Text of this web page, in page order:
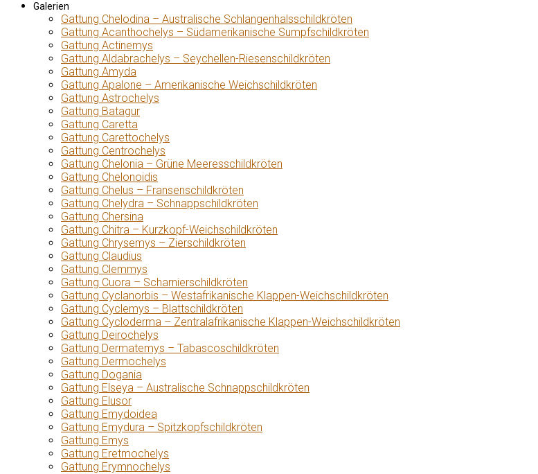
Galerien
Gattung Chelodina – Australische Schlangenhalsschildkröten
Gattung Acanthochelys – Südamerikanische Sumpfschildkröten
Gattung Actinemys
Gattung Aldabrachelys – Seychellen-Riesenschildkröten
Gattung Amyda
Gattung Apalone – Amerikanische Weichschildkröten
Gattung Astrochelys
Gattung Batagur
Gattung Caretta
Gattung Carettochelys
Gattung Centrochelys
Gattung Chelonia – Grüne Meeresschildkröten
Gattung Chelonoidis
Gattung Chelus – Fransenschildkröten
Gattung Chelydra – Schnappschildkröten
Gattung Chersina
Gattung Chitra – Kurzkopf-Weichschildkröten
Gattung Chrysemys – Zierschildkröten
Gattung Claudius
Gattung Clemmys
Gattung Cuora – Scharnierschildkröten
Gattung Cyclanorbis – Westafrikanische Klappen-Weichschildkröten
Gattung Cyclemys – Blattschildkröten
Gattung Cycloderma – Zentralafrikanische Klappen-Weichschildkröten
Gattung Deirochelys
Gattung Dermatemys – Tabascoschildkröten
Gattung Dermochelys
Gattung Dogania
Gattung Elseya – Australische Schnappschildkröten
Gattung Elusor
Gattung Emydoidea
Gattung Emydura – Spitzkopfschildkröten
Gattung Emys
Gattung Eretmochelys
Gattung Erymnochelys